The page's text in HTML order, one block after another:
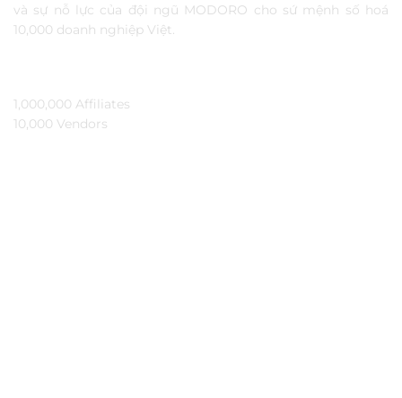
và sự nỗ lực của đội ngũ MODORO cho sứ mệnh số hoá
10,000 doanh nghiệp Việt.
1,000,000 Affiliates​
10,000 Vendors​